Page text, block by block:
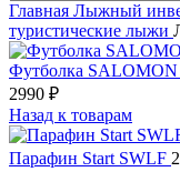
Главная Лыжный
туристические лыжи
Футболка SALOMON
2990 ₽
Назад к товарам
Парафин Start SWLF